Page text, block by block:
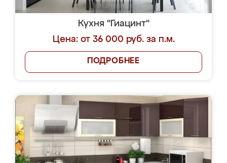
Кухня "Гиацинт"
Цена: от 36 000 руб. за п.м.
ПОДРОБНЕЕ